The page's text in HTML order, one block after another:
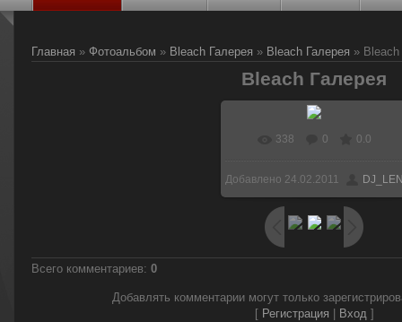
Главная » Фотоальбом » Bleach Галерея » Bleach Галерея » Bleach
Bleach Галерея
338 0 0.0
Добавлено 24.02.2011
Всего комментариев: 0
Добавлять комментарии могут только
[ Регистрация Вход]